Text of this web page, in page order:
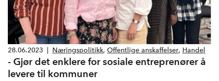
28.06.2023 Næringspolitikk, Offentlige anskaffelser, Handel
- Gjør det enklere for sosiale entreprenører å
levere til kommuner